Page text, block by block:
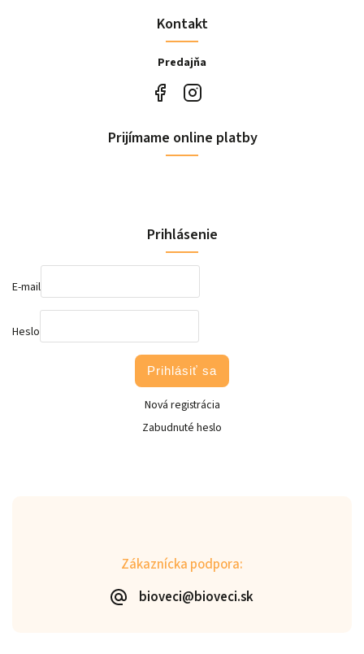
Zákaznícka podpora:
bioveci@bioveci.sk
Kontakt
Predajňa
Prijímame online platby
Prihlásenie
E-mail
Heslo
Prihlásiť sa
Nová registrácia
Zabudnuté heslo